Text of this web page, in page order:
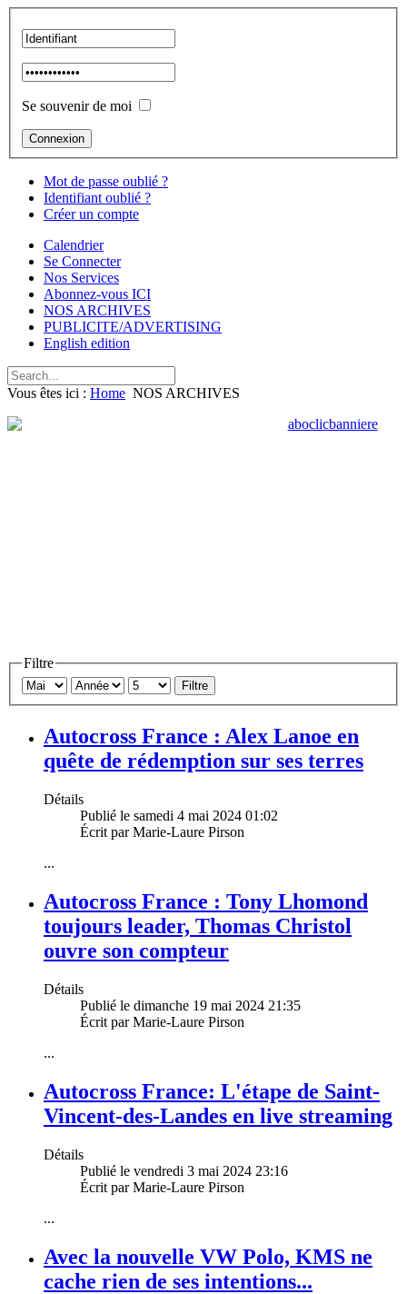
Se souvenir de moi
Mot de passe oublié ?
Identifiant oublié ?
Créer un compte
Calendrier
Se Connecter
Nos Services
Abonnez-vous ICI
NOS ARCHIVES
PUBLICITE/ADVERTISING
English edition
Vous êtes ici : Home NOS ARCHIVES
Filtre
Filtre
Autocross France : Alex Lanoe en
quête de rédemption sur ses terres
Détails
Publié le samedi 4 mai 2024 01:02
Écrit par Marie-Laure Pirson
...
Autocross France : Tony Lhomond
toujours leader, Thomas Christol
ouvre son compteur
Détails
Publié le dimanche 19 mai 2024 21:35
Écrit par Marie-Laure Pirson
...
Autocross France: L'étape de Saint-
Vincent-des-Landes en live streaming
Détails
Publié le vendredi 3 mai 2024 23:16
Écrit par Marie-Laure Pirson
...
Avec la nouvelle VW Polo, KMS ne
cache rien de ses intentions...